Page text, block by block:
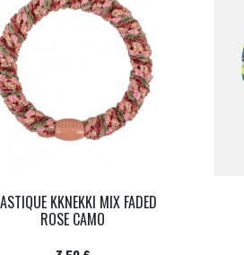
KKNEKKI MIX FADED
ROSE CAMO